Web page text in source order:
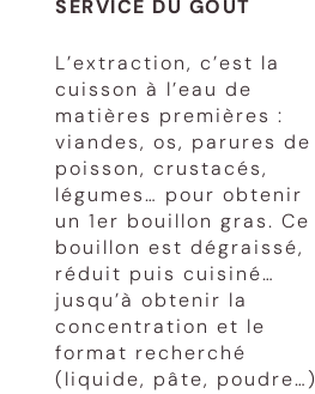
SERVICE DU GOÛT
L’extraction, c’est la
cuisson à l’eau de
matières premières :
viandes, os, parures de
poisson, crustacés,
légumes… pour obtenir
un 1er bouillon gras. Ce
bouillon est dégraissé,
réduit puis cuisiné…
jusqu’à obtenir la
concentration et le
format recherché
(liquide, pâte, poudre…)